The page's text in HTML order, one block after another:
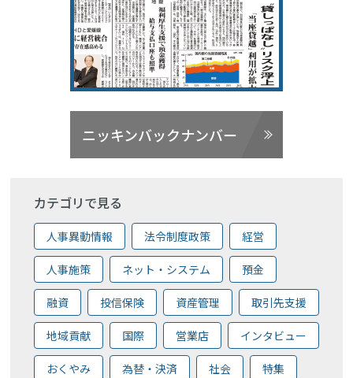
ニッキンバックナンバー
カテゴリで見る
人事異動情報 法令制度政策 経営
人事施策 ネット・システム 預金
融資 投信保険 資産管理 取引先支援
地域貢献 国際 営業店 インタビュー
おくやみ 為替・決済 社会 特集